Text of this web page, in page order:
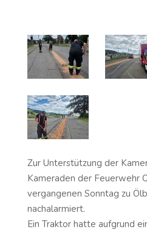
Zur Unterstützung der
Kameraden der Feuerwehr
vergangenen Sonntag zu
nachalarmiert.
Ein Traktor hatte aufgrund